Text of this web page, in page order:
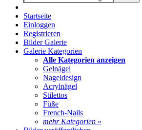
Startseite
Einloggen
Registrieren
Bilder Galerie
Galerie Kategorien
Alle Kategorien anzeigen
Gelnägel
Nageldesign
Acrylnägel
Stilettos
Füße
French-Nails
mehr Kategorien »